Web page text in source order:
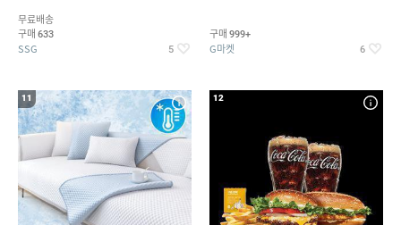
무료배송
구매 633
SSG 5
구매 999+
G마켓 6
11 12